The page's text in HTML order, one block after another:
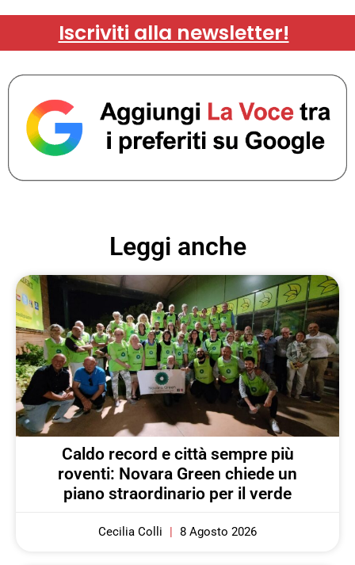
Iscriviti alla newsletter!
Leggi anche
Caldo record e città sempre più
roventi: Novara Green chiede un
piano straordinario per il verde
Cecilia Colli 8 Agosto 2026